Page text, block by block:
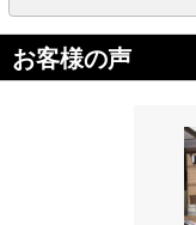
お客様の声